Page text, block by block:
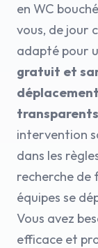
en WC
vous, de jour
adapté pour
gratuit et
transparents
intervention
dans les
recherche de
équipes se
Vous avez
efficace et